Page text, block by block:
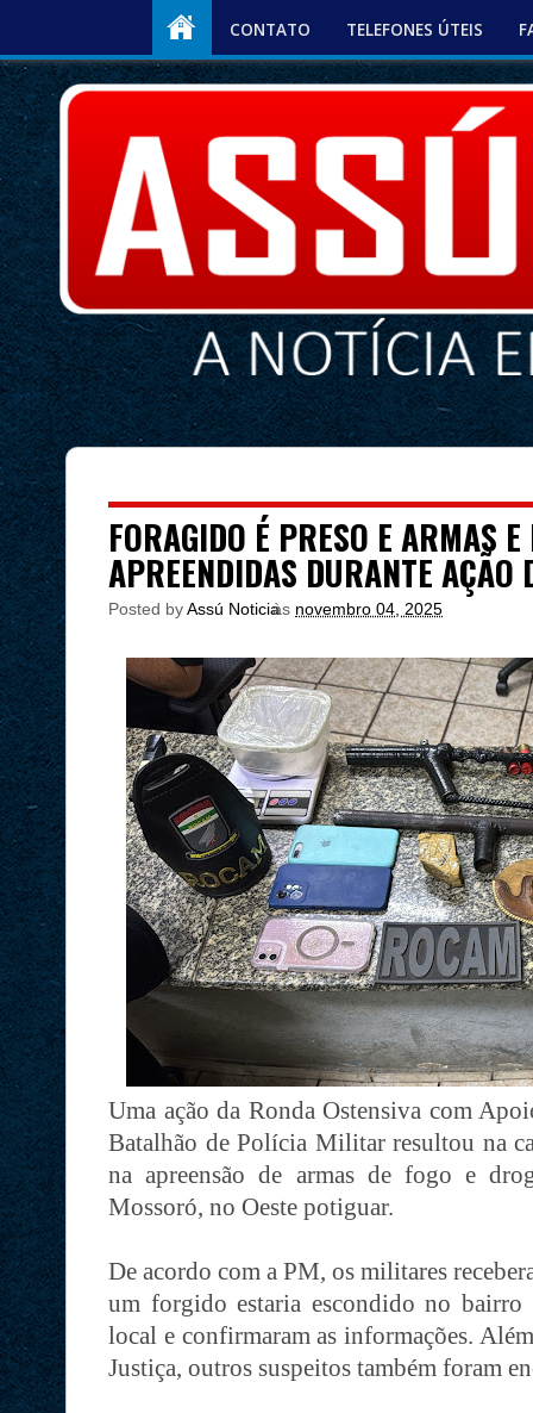
CONTATO TELEFONES ÚTEIS
FORAGIDO É PRESO E ARMAS
APREENDIDAS DURANTE AÇÃO
Posted byAssú Noticia
às novembro 04, 2025
Uma ação da Ronda Ostensiva com
Batalhão de Polícia Militar resultou na
na apreensão de armas de fogo e
Mossoró, no Oeste potiguar.
De acordo com a PM, os militares
um forgido estaria escondido no bairro
local e confirmaram as informações.
Justiça, outros suspeitos também foram